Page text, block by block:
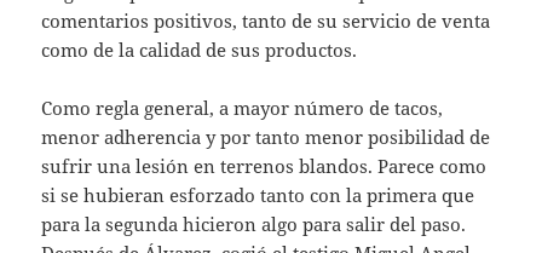
comentarios positivos, tanto de su servicio de venta
como de la calidad de sus productos.
Como regla general, a mayor número de tacos,
menor adherencia y por tanto menor posibilidad de
sufrir una lesión en terrenos blandos. Parece como
si se hubieran esforzado tanto con la primera que
para la segunda hicieron algo para salir del paso.